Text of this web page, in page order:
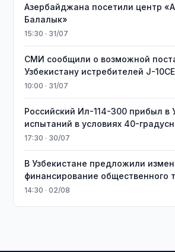
Азербайджана посетили центр
Балалык»
15:30 · 31/07
СМИ сообщили о возможной
Узбекистану истребителей J-10CE
10:00 · 31/07
Российский Ил-114-300 прибыл в
испытаний в условиях 40-
17:30 · 30/07
В Узбекистане предложили
финансирование общественного
14:30 · 02/08